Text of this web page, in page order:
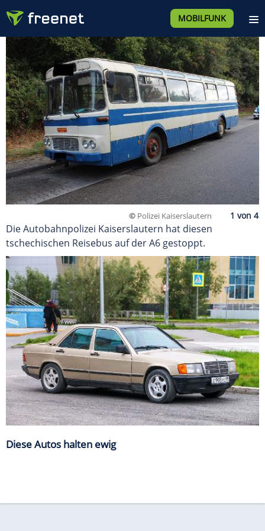
MOBILFUNK
© Polizei Kaiserslautern
Die Autobahnpolizei Kaiserslautern hat diesen
tschechischen Reisebus auf der A6 gestoppt.
Diese Autos halten ewig